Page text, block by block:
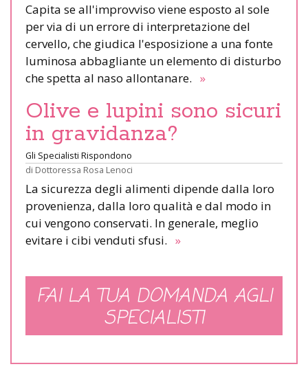
Capita se all'improvviso viene esposto al sole
per via di un errore di interpretazione del
cervello, che giudica l'esposizione a una fonte
luminosa abbagliante un elemento di disturbo
che spetta al naso allontanare. »
Olive e lupini sono sicuri
in gravidanza?
Gli Specialisti Rispondono
di Dottoressa Rosa Lenoci
La sicurezza degli alimenti dipende dalla loro
provenienza, dalla loro qualità e dal modo in
cui vengono conservati. In generale, meglio
evitare i cibi venduti sfusi. »
FAI LA TUA DOMANDA AGLI
SPECIALISTI